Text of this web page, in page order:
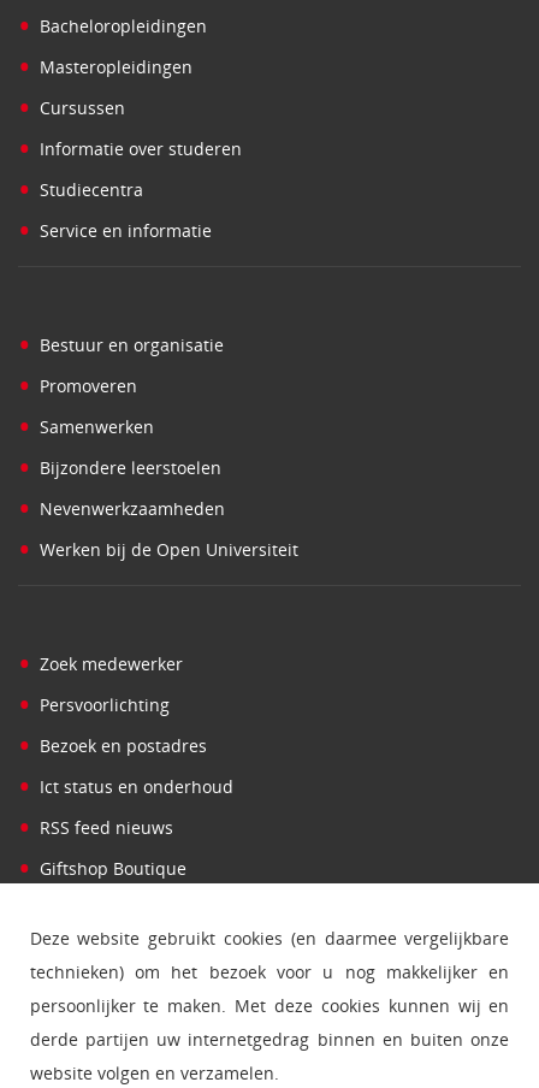
Deze website gebruikt cookies (en daarmee vergelijkbare
technieken) om het bezoek voor u nog makkelijker en
persoonlijker te maken. Met deze cookies kunnen wij en
derde partijen uw internetgedrag binnen en buiten onze
website volgen en verzamelen.
• Bacheloropleidingen
• Masteropleidingen
• Cursussen
• Informatie over studeren
• Studiecentra
• Service en informatie
• Bestuur en organisatie
• Promoveren
• Samenwerken
• Bijzondere leerstoelen
• Nevenwerkzaamheden
• Werken bij de Open Universiteit
• Zoek medewerker
• Persvoorlichting
• Bezoek en postadres
• Ict status en onderhoud
• RSS feed nieuws
• Giftshop Boutique